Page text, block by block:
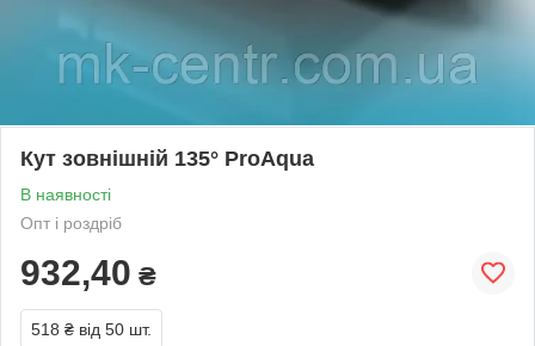
Кут зовнішній 135° ProAqua
В наявності
Опт і роздріб
932,40 ₴
518 ₴ від 50 шт.